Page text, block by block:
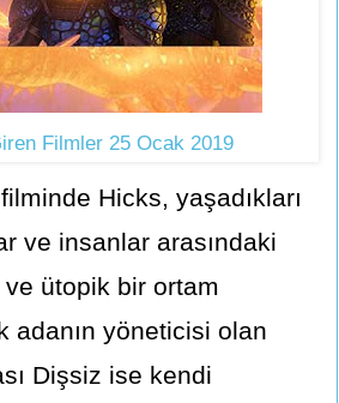
Filmler 25 Ocak 2019
Hicks, yaşadıkları
ve insanlar arasındaki
ve ütopik bir ortam
adanın yöneticisi olan
Dişsiz ise kendi